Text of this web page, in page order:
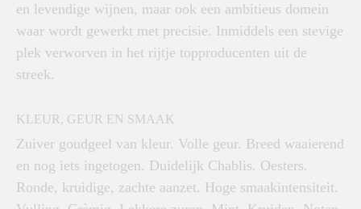
en levendige wijnen, maar ook een ambitieus domein
waar wordt gewerkt met precisie. Inmiddels een stevige
plek verworven in het rijtje topproducenten uit de
streek.
KLEUR, GEUR EN SMAAK
Zuiver goudgeel van kleur. Volle geur. Breed waaierend
en nog iets ingetogen. Duidelijk Chablis. Oesters.
Ronde, kruidige, zachte aanzet. Hoge smaakintensiteit.